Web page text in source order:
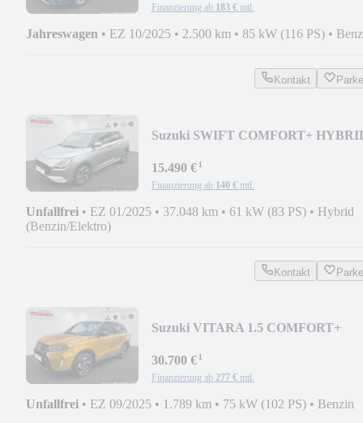
Finanzierung ab 183 € mtl.
Jahreswagen • EZ 10/2025 • 2.500 km • 85 kW (116 PS) •
Kontakt
Suzuki SWIFT COMFORT+
15.490 €¹
Finanzierung ab 140 € mtl.
Unfallfrei • EZ 01/2025 • 37.048 km • 61 kW (83 PS) • Hybrid
(Benzin/Elektro)
Kontakt
Suzuki VITARA 1.5 COMFORT+
30.700 €¹
Finanzierung ab 277 € mtl.
Unfallfrei • EZ 09/2025 • 1.789 km • 75 kW (102 PS) • Benzin